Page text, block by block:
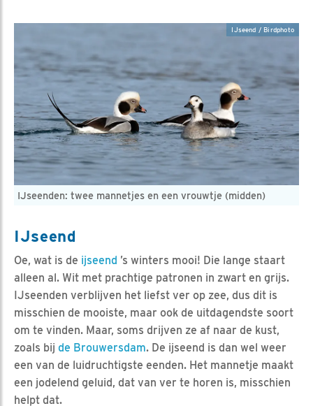
IJseenden: twee mannetjes en een vrouwtje (midden)
IJseend / Birdphoto
IJseend
Oe, wat is de ijseend ’s winters mooi! Die lange staart
alleen al. Wit met prachtige patronen in zwart en grijs.
IJseenden verblijven het liefst ver op zee, dus dit is
misschien de mooiste, maar ook de uitdagendste soort
om te vinden. Maar, soms drijven ze af naar de kust,
zoals bij de Brouwersdam. De ijseend is dan wel weer
een van de luidruchtigste eenden. Het mannetje maakt
een jodelend geluid, dat van ver te horen is, misschien
helpt dat.